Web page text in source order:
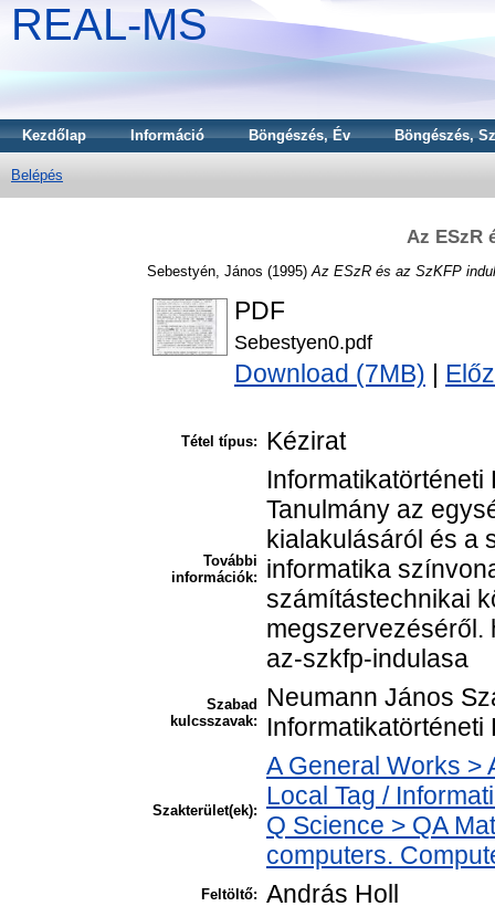
REAL-MS
Kezdőlap Információ Böngészés, Év Böngészés,
Belépés
Az ESzR
Sebestyén, János (1995) Az ESzR és az SzKFP
PDF
Sebestyen0.pdf
Download (7MB)
Tétel típus: Kézirat
További
információk:
Informatikatörténeti
Tanulmány az
kialakulásáról és a
informatika
számítástechnikai
megszervezéséről.
az-szkfp-indulasa
Szabad
kulcsszavak:
Neumann János
Informatikatörténeti
Szakterület(ek):
A General Works >
Local Tag /
Q Science > QA
computers.
Feltöltő: András Holl